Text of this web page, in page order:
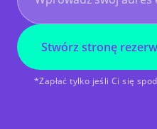
Stwórz stronę
*Zapłać tylko jeśli Ci się